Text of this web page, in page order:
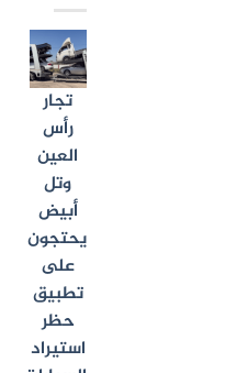
تجار
رأس
العين
وتل
أبيض
يحتجون
على
تطبيق
حظر
استيراد